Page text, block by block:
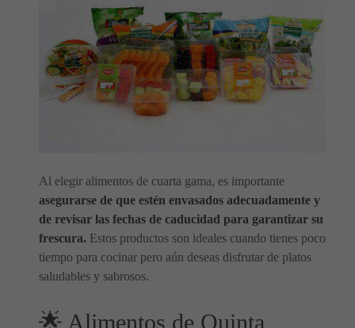
Al elegir alimentos de cuarta gama, es importante
asegurarse de que estén envasados adecuadamente y
de revisar las fechas de caducidad para garantizar su
frescura. Estos productos son ideales cuando tienes poco
tiempo para cocinar pero aún deseas disfrutar de platos
saludables y sabrosos.
🌟 Alimentos de Quinta